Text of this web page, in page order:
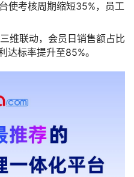
使考核周期缩短35%，员工
维联动，会员日销售额占比
达标率提升至85%。